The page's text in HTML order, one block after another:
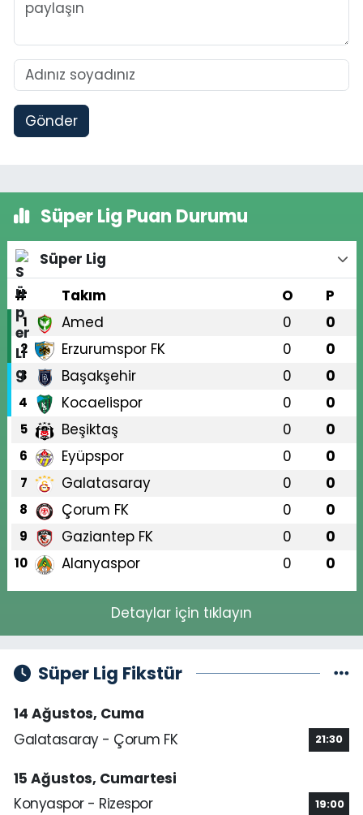
Gönder
Süper Lig Puan Durumu
Süper Lig
#
Takım O P
1 Amed 0 0
2 Erzurumspor FK 0 0
3 Başakşehir 0 0
4 Kocaelispor 0 0
5 Beşiktaş 0 0
6 Eyüpspor 0 0
7 Galatasaray 0 0
8 Çorum FK 0 0
9 Gaziantep FK 0 0
10 Alanyaspor 0 0
Detaylar için tıklayın
Süper Lig Fikstür
14 Ağustos, Cuma
Galatasaray - Çorum FK
21:30
15 Ağustos, Cumartesi
Konyaspor - Rizespor
19:00